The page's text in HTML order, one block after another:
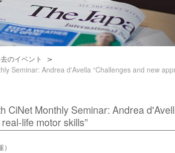
のイベント
Seminar: Andrea d'Avella “Challenges and new
CiNet Monthly Seminar: Andrea
life motor skills”